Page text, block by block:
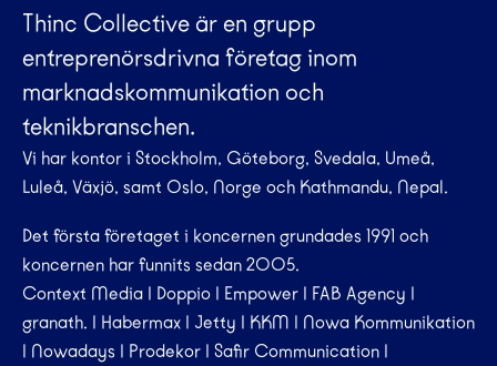
Thinc Collective är en grupp
entreprenörsdrivna företag inom
marknadskommunikation och
teknikbranschen.
Vi har kontor i Stockholm, Göteborg, Svedala, Umeå,
Luleå, Växjö, samt Oslo, Norge och Kathmandu, Nepal.
Det första företaget i koncernen grundades 1991 och
koncernen har funnits sedan 2005.
Context Media | Doppio | Empower | FAB Agency |
granath. | Habermax | Jetty | KKM | Nowa Kommunikation
| Nowadays | Prodekor | Safir Communication |